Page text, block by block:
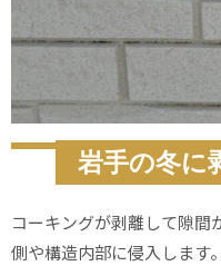
岩手の冬に
コーキングが剥離して隙間
側や構造内部に侵入します。